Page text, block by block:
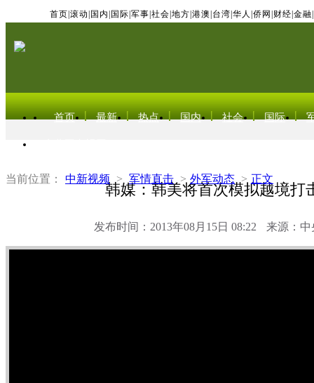
首页 滚动 国内 国际 军事 社会 地方 港澳 台湾 华人 侨网 财经 金融
首页 最新 热点 国内 社会 国际
当前位置： 中新视频 > 军情直击 > 外军动态 > 正文
韩媒：韩美将首次模拟越境打
发布时间：2013年08月15日 08:22 来源：中